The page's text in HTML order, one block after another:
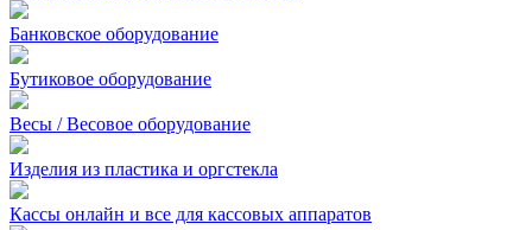
Банковское оборудование
Бутиковое оборудование
Весы / Весовое оборудование
Изделия из пластика и оргстекла
Кассы онлайн и все для кассовых аппаратов